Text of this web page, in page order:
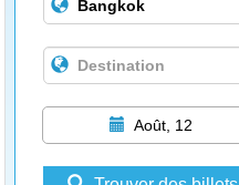
Août, 12